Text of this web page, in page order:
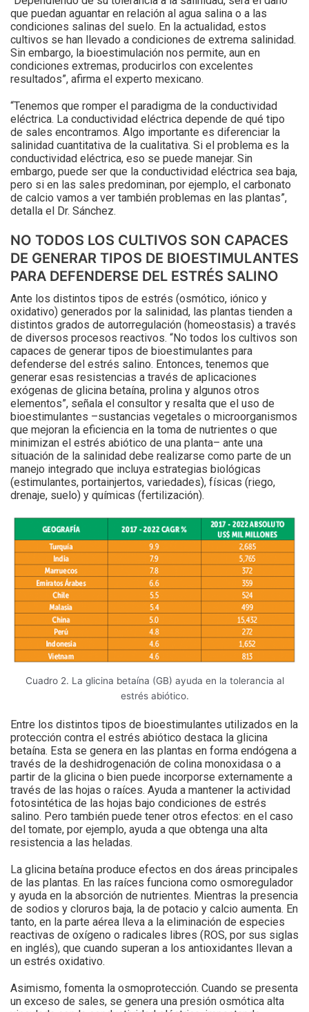
que puedan aguantar en relación al agua salina o a las
condiciones salinas del suelo. En la actualidad, estos
cultivos se han llevado a condiciones de extrema salinidad.
Sin embargo, la bioestimulación nos permite, aun en
condiciones extremas, producirlos con excelentes
resultados”, afirma el experto mexicano.
“Tenemos que romper el paradigma de la conductividad
eléctrica. La conductividad eléctrica depende de qué tipo
de sales encontramos. Algo importante es diferenciar la
salinidad cuantitativa de la cualitativa. Si el problema es la
conductividad eléctrica, eso se puede manejar. Sin
embargo, puede ser que la conductividad eléctrica sea baja,
pero si en las sales predominan, por ejemplo, el carbonato
de calcio vamos a ver también problemas en las plantas”,
detalla el Dr. Sánchez.
NO TODOS LOS CULTIVOS SON CAPACES
DE GENERAR TIPOS DE BIOESTIMULANTES
PARA DEFENDERSE DEL ESTRÉS SALINO
Ante los distintos tipos de estrés (osmótico, iónico y
oxidativo) generados por la salinidad, las plantas tienden a
distintos grados de autorregulación (homeostasis) a través
de diversos procesos reactivos. “No todos los cultivos son
capaces de generar tipos de bioestimulantes para
defenderse del estrés salino. Entonces, tenemos que
generar esas resistencias a través de aplicaciones
exógenas de glicina betaína, prolina y algunos otros
elementos”, señala el consultor y resalta que el uso de
bioestimulantes –sustancias vegetales o microorganismos
que mejoran la eficiencia en la toma de nutrientes o que
minimizan el estrés abiótico de una planta– ante una
situación de la salinidad debe realizarse como parte de un
manejo integrado que incluya estrategias biológicas
(estimulantes, portainjertos, variedades), físicas (riego,
drenaje, suelo) y químicas (fertilización).
Cuadro 2. La glicina betaína (GB) ayuda en la tolerancia al
estrés abiótico.
Entre los distintos tipos de bioestimulantes utilizados en la
protección contra el estrés abiótico destaca la glicina
betaína. Esta se genera en las plantas en forma endógena a
través de la deshidrogenación de colina monoxidasa o a
partir de la glicina o bien puede incorporse externamente a
través de las hojas o raíces. Ayuda a mantener la actividad
fotosintética de las hojas bajo condiciones de estrés
salino. Pero también puede tener otros efectos: en el caso
del tomate, por ejemplo, ayuda a que obtenga una alta
resistencia a las heladas.
La glicina betaína produce efectos en dos áreas principales
de las plantas. En las raíces funciona como osmoregulador
y ayuda en la absorción de nutrientes. Mientras la presencia
de sodios y cloruros baja, la de potacio y calcio aumenta. En
tanto, en la parte aérea lleva a la eliminación de especies
reactivas de oxígeno o radicales libres (ROS, por sus siglas
en inglés), que cuando superan a los antioxidantes llevan a
un estrés oxidativo.
Asimismo, fomenta la osmoprotección. Cuando se presenta
un exceso de sales, se genera una presión osmótica alta